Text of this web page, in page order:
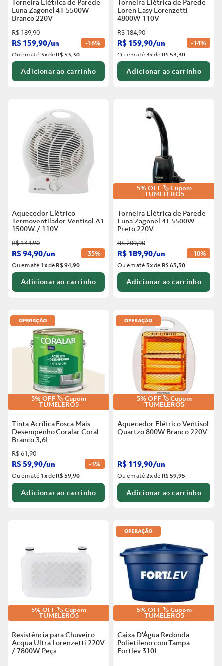
Torneira Elétrica de Parede
Luna Zagonel 4T 5500W
Branco 220V
R$189,90
R$ 159,90/un -16%
Ou em até3xde R$ 53,30
Adicionar ao carrinho
Torneira Elétrica de Parede
Loren Easy Lorenzetti
4800W 110V
R$184,90
R$ 159,90/un -14%
Ou em até3xde R$ 53,30
Adicionar ao carrinho
Aquecedor Elétrico
Termoventilador Ventisol A1
1500W / 110V
R$144,90
R$94,90/un -35%
Ou em até 1xde R$ 94,90
Adicionar ao carrinho
5% OFF 🏷️ Cupom
TUMELERO5
Torneira Elétrica de Parede
Luna Zagonel 4T 5500W
Preto 220V
R$209,90
R$ 189,90/un -10%
Ou em até3xde R$ 63,30
Adicionar ao carrinho
5% OFF 🏷️ Cupom
TUMELERO5
Tinta Acrílica Fosca Mais
Desempenho Coralar Coral
Branco 3,6L
R$61,90
R$59,90/un -3%
Ou em até 1xde R$ 59,90
Adicionar ao carrinho
5% OFF 🏷️ Cupom
TUMELERO5
Aquecedor Elétrico Ventisol
Quartzo 800W Branco 220V
R$ 119,90/un
Ou em até2xde R$ 59,95
Adicionar ao carrinho
5% OFF 🏷️ Cupom
TUMELERO5
Resistência para Chuveiro
Acqua Ultra Lorenzetti 220V
/ 7800W Peça
5% OFF 🏷️ Cupom
TUMELERO5
Caixa D'Água Redonda
Polietileno com Tampa
Fortlev 310L